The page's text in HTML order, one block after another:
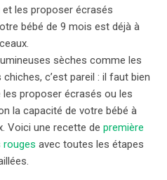
et les proposer écrasés
bébé de 9 mois est déjà à
sèches comme les
c’est pareil : il faut bien
proposer écrasés ou les
la capacité de votre bébé à
Voici une recette de première
rouges avec toutes les étapes